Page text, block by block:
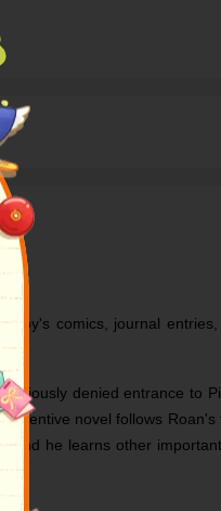
comics, journal entries,
denied entrance to
novel follows Roan's
and he learns other